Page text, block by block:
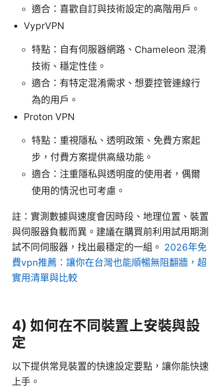
適合：喜歡自訂與技術設定的高階用戶。
VyprVPN
特點：自有伺服器網路、Chameleon 混淆
技術、穩定性佳。
適合：有特定混淆需求、想要控管連線行
為的用戶。
Proton VPN
特點：重視隱私、透明政策、免費方案起
步，付費方案提供高級功能。
適合：注重隱私與透明度的使用者，偶爾
使用的情況也可考慮。
註：實測數據與速度會因時段、地理位置、裝置
與伺服器負載而異。建議在購買前利用試用期測
試不同伺服器，找出最穩定的一組。 2026年免
費vpn推薦：讓你在台灣也能順暢無阻翻牆，超
實用清單與比較
4) 如何在不同裝置上安裝與設
定
以下提供常見裝置的快速設定要點，讓你能快速
上手。